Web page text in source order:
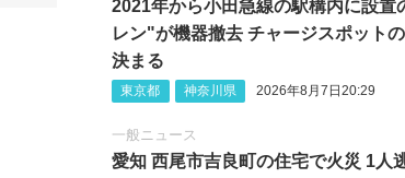
2021年から小田急線の駅構内に設置
レン"が機器撤去 チャージスポット
決まる
東京都 神奈川県 2026年8月7日20:29
一般ニュース
愛知 西尾市吉良町の住宅で火災 1人